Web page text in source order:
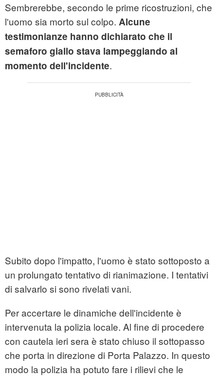
Sembrerebbe, secondo le prime ricostruzioni, che
l'uomo sia morto sul colpo. Alcune
testimonianze hanno dichiarato che il
semaforo giallo stava lampeggiando al
momento dell'incidente.
Subito dopo l'impatto, l'uomo è stato sottoposto a
un prolungato tentativo di rianimazione. I tentativi
di salvarlo si sono rivelati vani.
Per accertare le dinamiche dell'incidente è
intervenuta la polizia locale. Al fine di procedere
con cautela ieri sera è stato chiuso il sottopasso
che porta in direzione di Porta Palazzo. In questo
modo la polizia ha potuto fare i rilievi che le